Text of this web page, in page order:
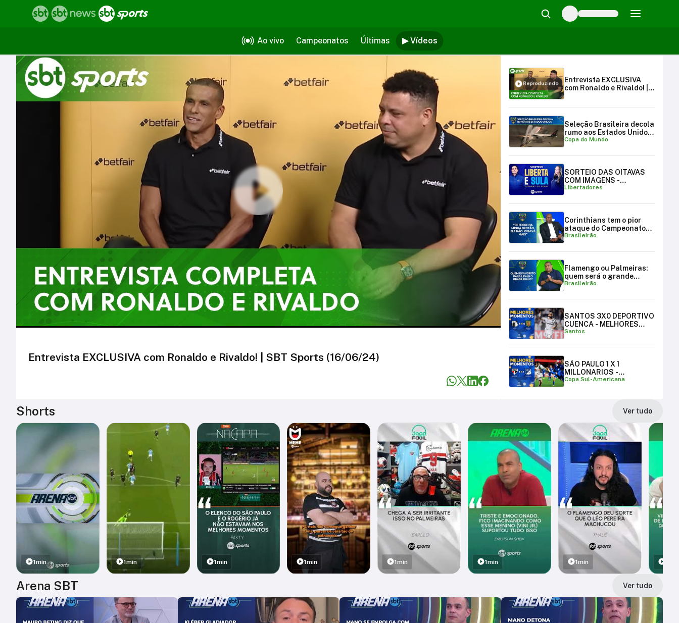
Ao vivo Campeonatos Últimas ▶ Vídeos
Vídeos
Entrevista EXCLUSIVA com Ronaldo e Rivaldo! | SBT Sports (16/06/24)
Reproduzindo
Entrevista EXCLUSIVA
com Ronaldo e Rivaldo! |
Seleção Brasileira decola
rumo aos Estados Unidos
para a Copa do Mundo
Copa do Mundo
SORTEIO DAS OITAVAS
COM IMAGENS -
LIBERTADORES E
Libertadores
Corinthians tem o pior
ataque do Campeonato
Brasileiro
Brasileirão
Flamengo ou Palmeiras:
quem será o grande
campeão brasileiro?
Brasileirão
SANTOS 3X0 DEPORTIVO
CUENCA - MELHORES
MOMENTOS
Santos
SÃO PAULO 1 X 1
MILLONARIOS -
MELHORES MOMENTOS |
Copa Sul-Americana
Shorts Ver tudo
1min 1min 1min 1min 1min 1min 1min
Arena SBT Ver tudo